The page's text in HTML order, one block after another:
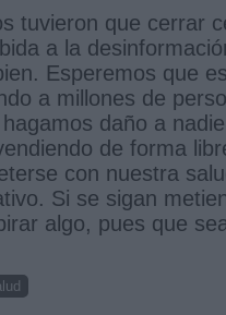
tuvieron que cerrar
a la
Esperemos que
a millones de
daño a
de forma
con nuestra
Si se sigan
algo, pues que